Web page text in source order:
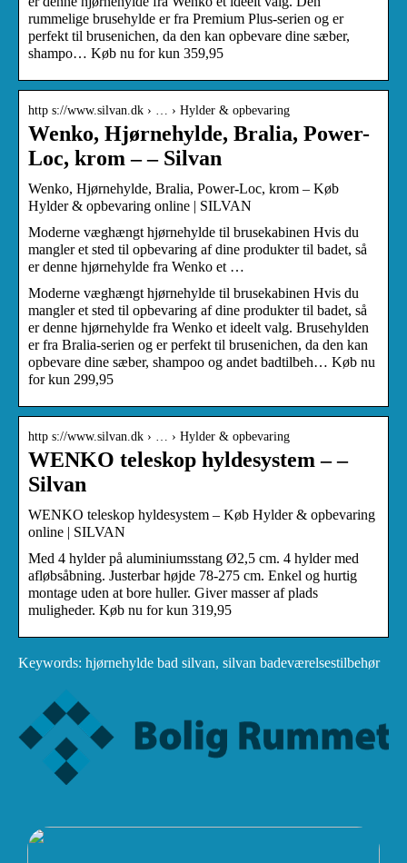
rummelige brusehylde er fra Premium Plus-serien og er
perfekt til brusenichen, da den kan opbevare dine sæber,
shampo… Køb nu for kun 359,95
http s://www.silvan.dk › … › Hylder & opbevaring
Wenko, Hjørnehylde, Bralia, Power-
Loc, krom – – Silvan
Wenko, Hjørnehylde, Bralia, Power-Loc, krom – Køb
Hylder & opbevaring online | SILVAN
Moderne væghængt hjørnehylde til brusekabinen Hvis du
mangler et sted til opbevaring af dine produkter til badet, så
er denne hjørnehylde fra Wenko et …
Moderne væghængt hjørnehylde til brusekabinen Hvis du
mangler et sted til opbevaring af dine produkter til badet, så
er denne hjørnehylde fra Wenko et ideelt valg. Brusehylden
er fra Bralia-serien og er perfekt til brusenichen, da den kan
opbevare dine sæber, shampoo og andet badtilbeh… Køb nu
for kun 299,95
http s://www.silvan.dk › … › Hylder & opbevaring
WENKO teleskop hyldesystem – –
Silvan
WENKO teleskop hyldesystem – Køb Hylder & opbevaring
online | SILVAN
Med 4 hylder på aluminiumsstang Ø2,5 cm. 4 hylder med
afløbsåbning. Justerbar højde 78-275 cm. Enkel og hurtig
montage uden at bore huller. Giver masser af plads
muligheder. Køb nu for kun 319,95
Keywords: hjørnehylde bad silvan, silvan badeværelsestilbehør